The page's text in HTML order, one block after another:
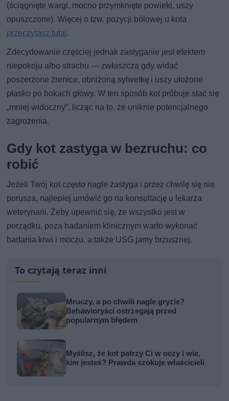
(ściągnięte wargi, mocno przymknięte powieki, uszy
opuszczone). Więcej o tzw. pozycji bólowej u kota
przeczytasz tutaj.
Zdecydowanie częściej jednak zastyganie jest efektem
niepokoju albo strachu — zwłaszcza gdy widać
poszerzone źrenice, obniżoną sylwetkę i uszy ułożone
płasko po bokach głowy. W ten sposób kot próbuje stać się
„mniej widoczny”, licząc na to, że uniknie potencjalnego
zagrożenia.
Gdy kot zastyga w bezruchu: co
robić
Jeżeli Twój kot często nagle zastyga i przez chwilę się nie
porusza, najlepiej umówić go na konsultację u lekarza
weterynarii. Żeby upewnić się, że wszystko jest w
porządku, poza badaniem klinicznym warto wykonać
badania krwi i moczu, a także USG jamy brzusznej.
To czytają teraz inni
Mruczy, a po chwili nagle gryzie?
Behawioryści ostrzegają przed
popularnym błędem
Myślisz, że kot patrzy Ci w oczy i wie,
kim jesteś? Prawda szokuje właścicieli